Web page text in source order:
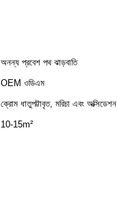
অনন্য প্রবেশ পথ ঝাড়বাতি
OEM ওডিএম
ক্রোম ধাতুপট্টাবৃত, মরিচা এবং অক্সিডেশন
10-15m²